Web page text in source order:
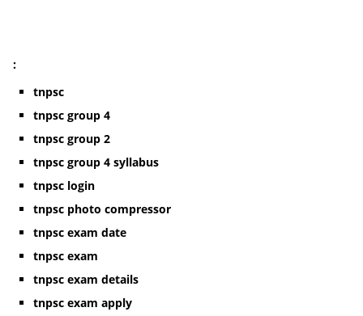
:
tnpsc
tnpsc group 4
tnpsc group 2
tnpsc group 4 syllabus
tnpsc login
tnpsc photo compressor
tnpsc exam date
tnpsc exam
tnpsc exam details
tnpsc exam apply